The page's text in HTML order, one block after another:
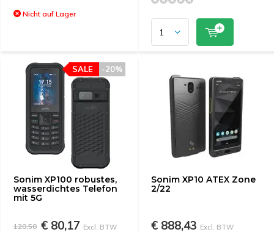
Nicht auf Lager
Sonim XP100 robustes,
wasserdichtes Telefon
mit 5G
-20%
SALE
120,50 € 80,17 Excl. BTW
Sonim XP10 ATEX Zone
2/22
€ 888,43 Excl. BTW